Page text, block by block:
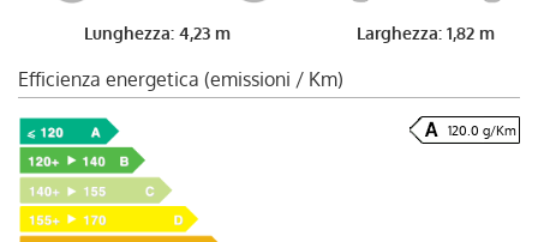
Lunghezza: 4,23 m Larghezza: 1,82 m
Efficienza energetica (emissioni / Km)
120.0 g/Km